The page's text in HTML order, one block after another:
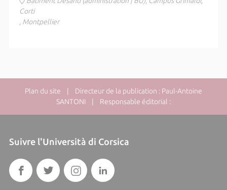
Corti
, Montpellier
Plan du site | Directeur de la publication : Paul-Antoine
SANTONI | Responsable éditorial :
Suivre l'Università di Corsica